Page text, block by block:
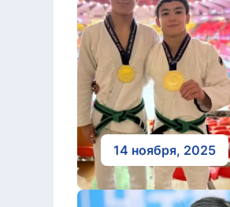
14 ноября, 2025